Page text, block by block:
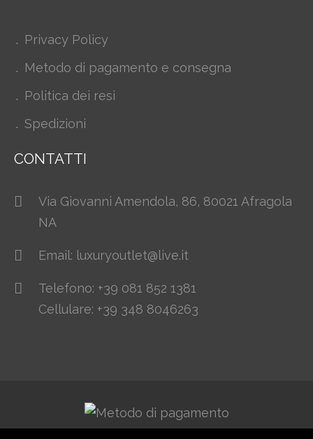
Privacy Policy
Metodo di pagamento e consegna
Politica dei resi
Spedizioni
CONTATTI
Via Giovanni Amendola, 86, 80021 Afragola
NA
Email: luxuryoutlet@live.it
Telefono: +39 081 852 1381
Cellulare: +39 348 8046263